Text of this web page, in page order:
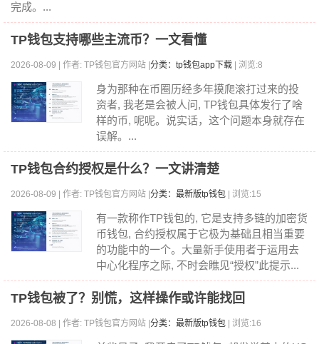
完成。...
TP钱包支持哪些主流币？一文看懂
2026-08-09 | 作者: TP钱包官方网站 | 分类：tp钱包app下载 | 浏览:8
身为那种在币圈历经多年摸爬滚打过来的投
资者, 我老是会被人问, TP钱包具体发行了啥
样的币, 呢呢。说实话，这个问题本身就存在
误解。...
TP钱包合约授权是什么？一文讲清楚
2026-08-09 | 作者: TP钱包官方网站 | 分类：最新版tp钱包 | 浏览:15
有一款称作TP钱包的, 它是支持多链的加密货
币钱包, 合约授权属于它极为基础且相当重要
的功能中的一个。大量新手使用者于运用去
中心化程序之际, 不时会瞧见“授权”此提示...
TP钱包被了？别慌，这样操作或许能找回
2026-08-08 | 作者: TP钱包官方网站 | 分类：最新版tp钱包 | 浏览:16